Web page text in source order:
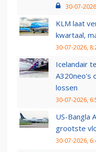
30-07-
KLM laat
kwartaal,
30-07-2026,
Icelandair
A320neo's
lossen
30-07-2026,
US-Bangla
grootste
30-07-2026,